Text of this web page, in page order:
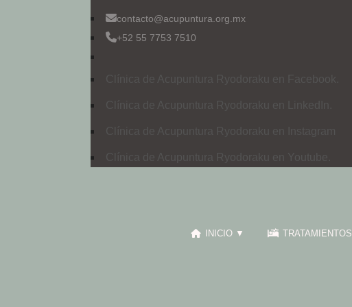
contacto@acupuntura.org.mx
+52 55 7753 7510
Clínica de Acupuntura Ryodoraku en Facebook.
Clínica de Acupuntura Ryodoraku en LinkedIn.
Clínica de Acupuntura Ryodoraku en Instagram
Clínica de Acupuntura Ryodoraku en Youtube.
INICIO ▼ TRATAMIENTOS